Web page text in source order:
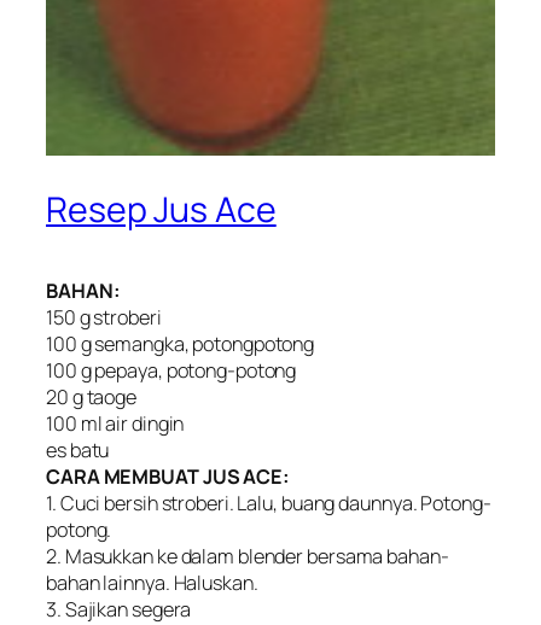
Resep Jus Ace
BAHAN:
150 g stroberi
100 g semangka, potongpotong
100 g pepaya, potong-potong
20 g taoge
100 ml air dingin
es batu
CARA MEMBUAT JUS ACE:
1. Cuci bersih stroberi. Lalu, buang daunnya. Potong-
potong.
2. Masukkan ke dalam blender bersama bahan-
bahan lainnya. Haluskan.
3. Sajikan segera